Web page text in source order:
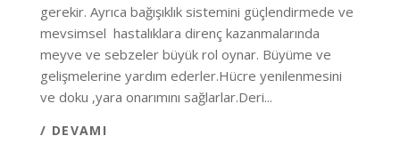
gerekir. Ayrıca bağışıklık sistemini güçlendirmede ve
mevsimsel hastalıklara direnç kazanmalarında
meyve ve sebzeler büyük rol oynar. Büyüme ve
gelişmelerine yardım ederler.Hücre yenilenmesini
ve doku ,yara onarımını sağlarlar.Deri...
/ DEVAMI